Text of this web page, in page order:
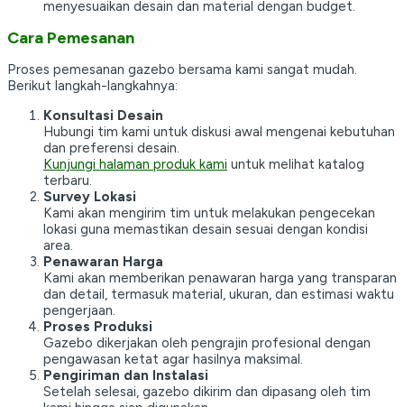
menyesuaikan desain dan material dengan budget.
Cara Pemesanan
Proses pemesanan gazebo bersama kami sangat mudah.
Berikut langkah-langkahnya:
Konsultasi Desain
Hubungi tim kami untuk diskusi awal mengenai kebutuhan
dan preferensi desain.
Kunjungi halaman produk kami untuk melihat katalog
terbaru.
Survey Lokasi
Kami akan mengirim tim untuk melakukan pengecekan
lokasi guna memastikan desain sesuai dengan kondisi
area.
Penawaran Harga
Kami akan memberikan penawaran harga yang transparan
dan detail, termasuk material, ukuran, dan estimasi waktu
pengerjaan.
Proses Produksi
Gazebo dikerjakan oleh pengrajin profesional dengan
pengawasan ketat agar hasilnya maksimal.
Pengiriman dan Instalasi
Setelah selesai, gazebo dikirim dan dipasang oleh tim